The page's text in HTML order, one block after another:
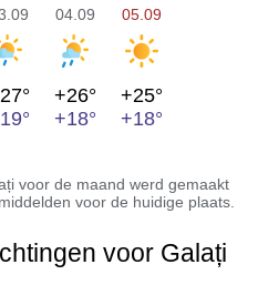
04.09
+26°
+18°
05.09
+25°
+18°
voor de maand werd gemaakt
voor de huidige plaats.
voor Galați